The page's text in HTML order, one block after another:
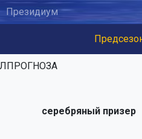
Президиум
серебряный призер